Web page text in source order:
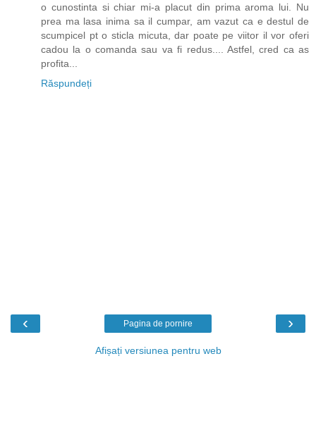
o cunostinta si chiar mi-a placut din prima aroma lui. Nu
prea ma lasa inima sa il cumpar, am vazut ca e destul de
scumpicel pt o sticla micuta, dar poate pe viitor il vor oferi
cadou la o comanda sau va fi redus.... Astfel, cred ca as
profita...
Răspundeți
‹ ›
Pagina de pornire
Afișați versiunea pentru web